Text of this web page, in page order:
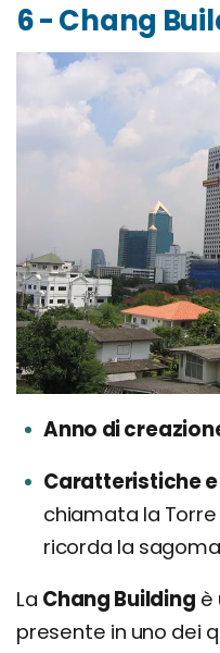
6 - Chang
Anno di
Caratteristiche
chiamata la
ricorda la
La Chang Building è
presente in uno dei